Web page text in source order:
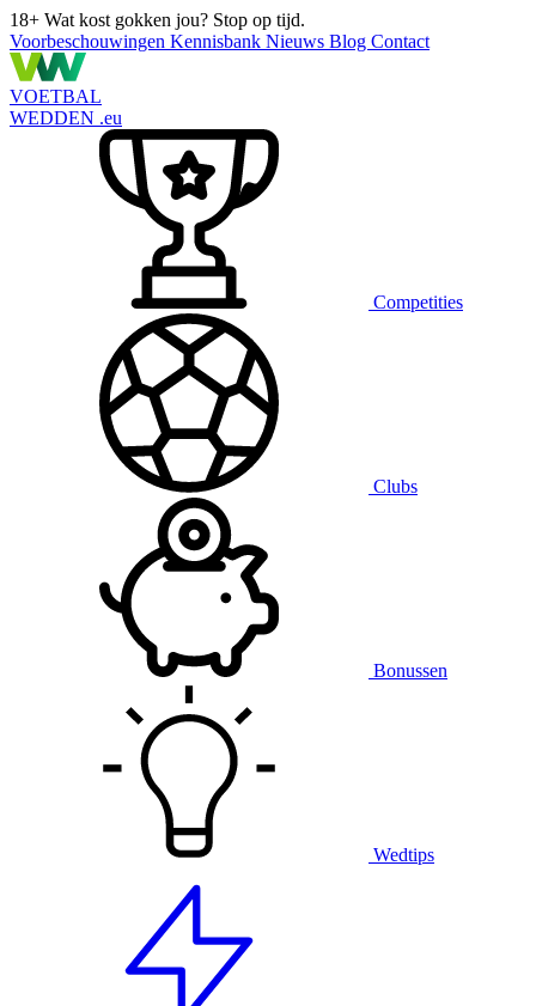
18+ Wat kost gokken jou? Stop op tijd.
Voorbeschouwingen Kennisbank Nieuws Blog Contact
VOETBAL
WEDDEN .eu
Competities
Clubs
Bonussen
Wedtips